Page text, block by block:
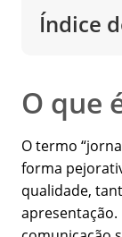
Índice
O que
O termo
forma
qualidade,
apresentação.